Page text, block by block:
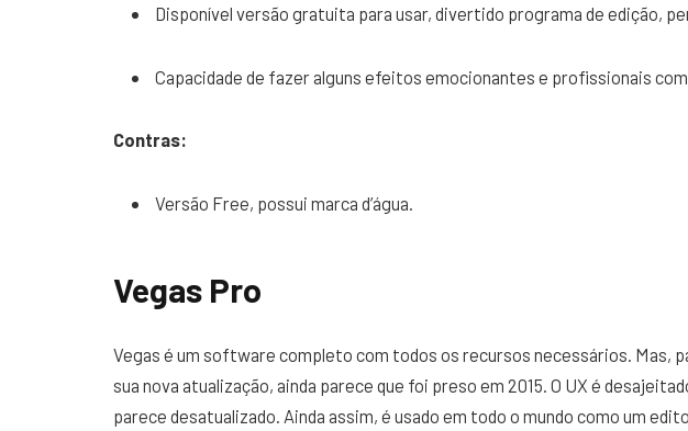
Disponível versão gratuita para usar, divertido programa de edição,
Capacidade de fazer alguns efeitos emocionantes e profissionais
Contras:
Versão Free, possui marca d’água.
Vegas Pro
Vegas é um software completo com todos os recursos necessários. Mas,
sua nova atualização, ainda parece que foi preso em 2015. O UX é
parece desatualizado. Ainda assim, é usado em todo o mundo como um